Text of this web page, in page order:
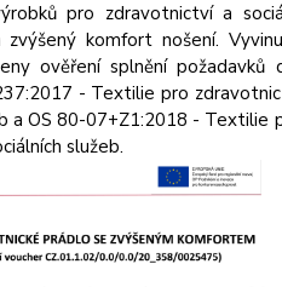
pro zdravotnictví a
zvýšený komfort nošení.
ověření splnění požadavků
- Textilie pro
a OS 80-07+Z1:2018 - Textilie
služeb.